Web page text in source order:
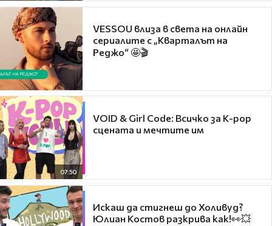
VESSOU влиза в света на онлайн
сериалите с „Кварталът на
Реджо“ 🤩🎬
07:50
VOID & Girl Code: Всичко за K-pop
сцената и мечтите им
Искаш да стигнеш до Холивуд?
Юлиан Костов разкрива как!👀💥